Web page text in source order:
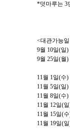
*덧마루는 3
<대관가능
9월 10일(일)
9월 25일(월)
11월 1일(수)
11월 5일(일)
11월 8일(수)
11월 12일(일
11월 15일(수
11월 19일(일